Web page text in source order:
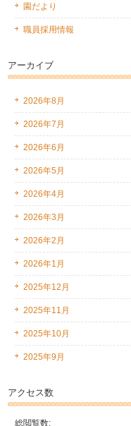
園だより
職員採用情報
アーカイブ
2026年8月
2026年7月
2026年6月
2026年5月
2026年4月
2026年3月
2026年2月
2026年1月
2025年12月
2025年11月
2025年10月
2025年9月
アクセス数
総閲覧数: